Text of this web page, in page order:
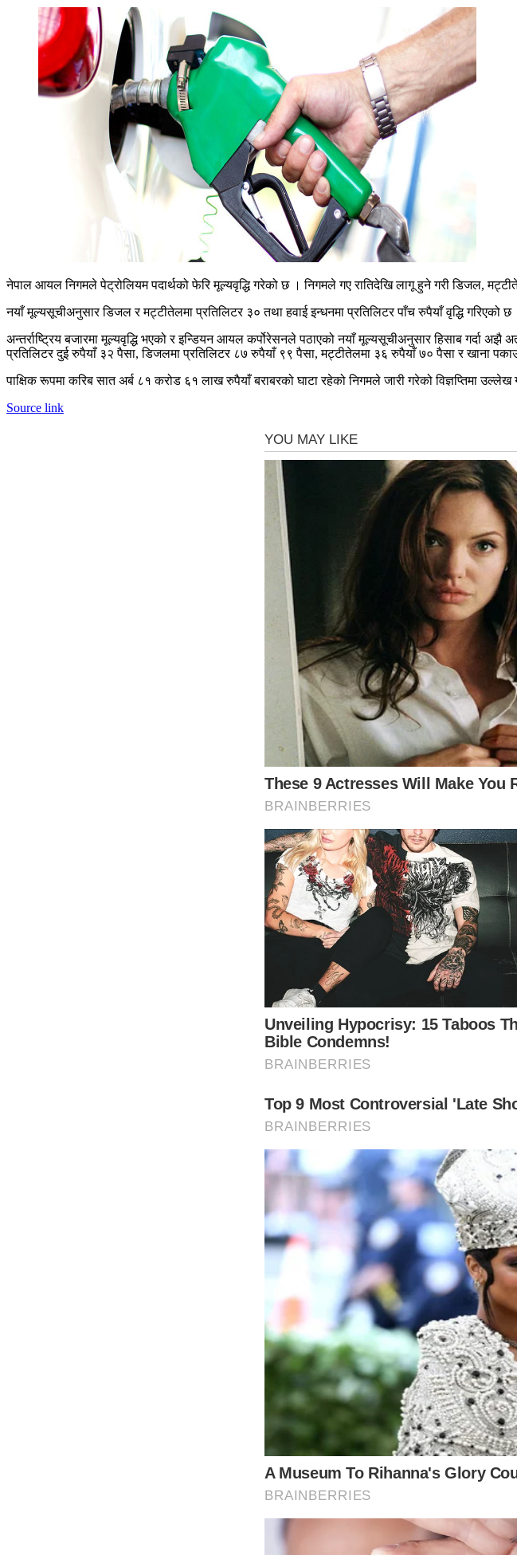
नेपाल आयल निगमले पेट्रोलियम पदार्थको फेरि मूल्यवृद्धि गरेको छ । निगमले गए रातिदेखि लागू हुने गरी डिजल,
नयाँ मूल्यसूचीअनुसार डिजल र मट्टीतेलमा प्रतिलिटर ३० तथा हवाई इन्धनमा प्रतिलिटर पाँच रुपैयाँ वृद्धि
अन्तर्राष्ट्रिय बजारमा मूल्यवृद्धि भएको र इन्डियन आयल कर्पोरेसनले पठाएको नयाँ मूल्यसूचीअनुसार हिसाब गर्दा
प्रतिलिटर दुई रुपैयाँ ३२ पैसा, डिजलमा प्रतिलिटर ८७ रुपैयाँ ९९ पैसा, मट्टीतेलमा ३६ रुपैयाँ ७० पैसा र खाना
पाक्षिक रूपमा करिब सात अर्ब ८१ करोड ६१ लाख रुपैयाँ बराबरको घाटा रहेको निगमले जारी गरेको विज्ञप्तिमा
Source link